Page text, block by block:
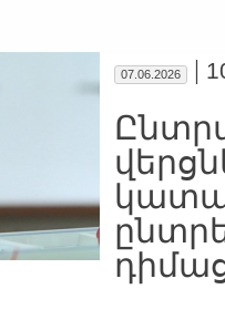
07.06.2026 |